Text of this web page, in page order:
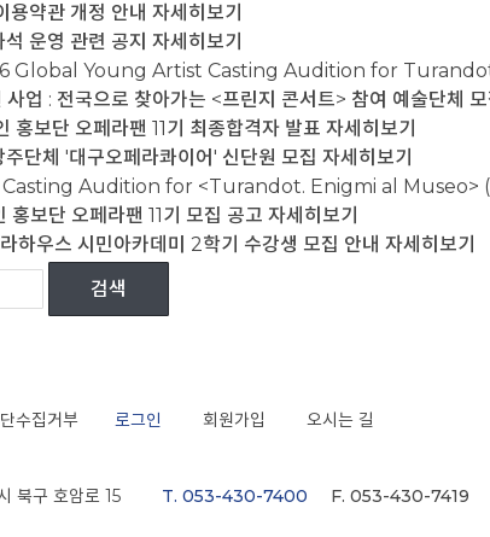
용약관 개정 안내 자세히보기
운영 관련 공지 자세히보기
Global Young Artist Casting Audition for
업 : 전국으로 찾아가는 <프린지 콘서트> 참여 예술단체 모
보단 오페라팬 11기 최종합격자 발표 자세히보기
단체 '대구오페라콰이어' 신단원 모집 자세히보기
Audition for <Turandot. Enigmi al Museo>
보단 오페라팬 11기 모집 공고 자세히보기
하우스 시민아카데미 2학기 수강생 모집 안내 자세히보기
수집거부 로그인 회원가입
오시는 길
북구 호암로 15
T. 053-430-7400 F. 053-430-7419